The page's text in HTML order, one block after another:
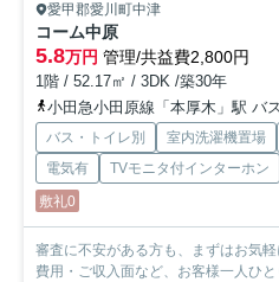
愛甲郡愛川町中津
コーム中原
5.8万円 管理/共益費2,800円
1階 / 52.17㎡ / 3DK /築30年
小田急小田原線「本厚木」駅 バス41分 神奈川中
バス・トイレ別 室内洗濯機置場
電気有
TVモニタ付インターホン
敷礼0
審査に不安がある方も、まずはお気軽にご相談
費用・ご収入面など、お客様一人ひ